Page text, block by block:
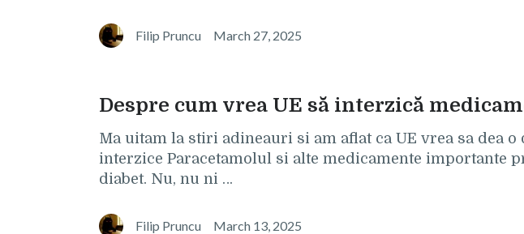
Filip Pruncu March 27, 2025
Despre cum vrea UE să interzică
Ma uitam la stiri adineauri si am aflat ca UE vrea sa dea
interzice Paracetamolul si alte medicamente importante
diabet. Nu, nu ni …
Filip Pruncu March 13, 2025